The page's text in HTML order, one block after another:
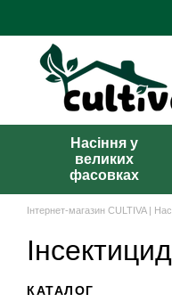
Перейти до основного
Насіння у
великих
фасовках
Інтернет-магазин CULTIVA |
КАТАЛОГ